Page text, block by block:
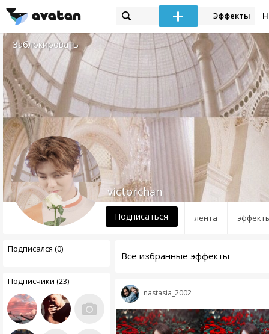
Эффекты
Заблокировать
лента
victorchan
Подписаться
Подписался (0)
Подписчики (23)
Все избранные эффекты
nastasia_2002